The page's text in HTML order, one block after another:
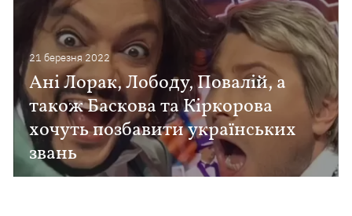
21 березня 2022
Ані Лорак, Лободу, Повалій, а
також Баскова та Кіркорова
хочуть позбавити українських
звань